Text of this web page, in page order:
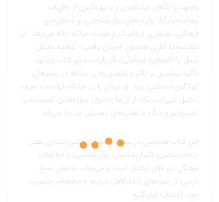
وایتهد با نگاهی چندبُعدی و با بهره‌گیری از نظریات
پساساختارگرا، روایت‌های روان‌شناختی، و تحلیل‌های
فرهنگی، تصویری دینامیک از هویت مردانه ارائه می‌دهد. در
مقایسه با آثاری همچون «مردان واقعی» نوشته مایکل
کیمل یا «اسطوره مردانگی» اثر رابرت بلای، کتاب وایتهد
تأکید بیشتری بر تکثر و بازنمایی‌های مردانه در بسترهای
گوناگون اجتماعی دارد. او مردان را در جایگاه فرادست صرف
تحلیل نمی‌کند، بلکه از آن‌ها به‌عنوان سوژه‌هایی آسیب‌پذیر،
تغییرپذیر و درگیر با نقش‌های تحمیلی نیز یاد می‌کند.
این کتاب همچنین در پیوند با مطالعات بین‌رشته‌ای نظیر
جامعه‌شناسی، انسان‌شناسی، روان‌شناسی، و مطالعات
فرهنگی نیز قابل تحلیل است و می‌تواند به‌عنوان منبع
درسی در دوره‌های دانشگاهی مرتبط با مطالعات جنسیت
مورد استفاده قرار گیرد.